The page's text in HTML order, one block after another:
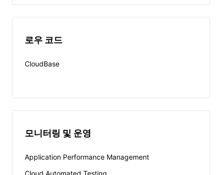
로우 코드
CloudBase
모니터링 및 운영
Application Performance Management
Cloud Automated Testing